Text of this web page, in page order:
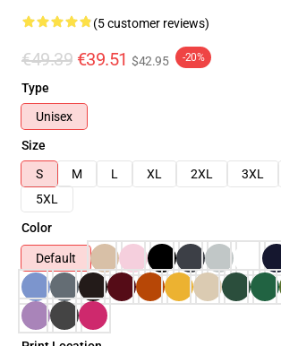
(5 customer reviews)
€49.39 €39.51 $42.95 -20%
Type
Unisex
Size
S
M L XL 2XL 3XL
5XL
Color
Default